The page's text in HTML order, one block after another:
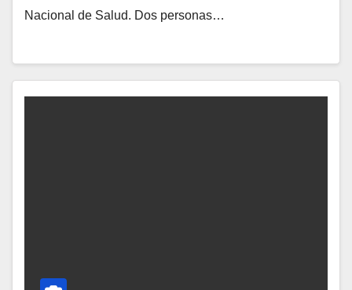
Nacional de Salud. Dos personas…